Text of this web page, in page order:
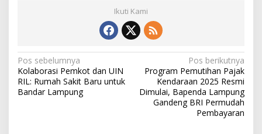
Ikuti Kami
N
a
v
Pos sebelumnya
Kolaborasi Pemkot dan UIN
RIL: Rumah Sakit Baru untuk
Bandar Lampung
Pos berikutnya
Program Pemutihan Pajak
Kendaraan 2025 Resmi
Dimulai, Bapenda Lampung
Gandeng BRI Permudah
Pembayaran